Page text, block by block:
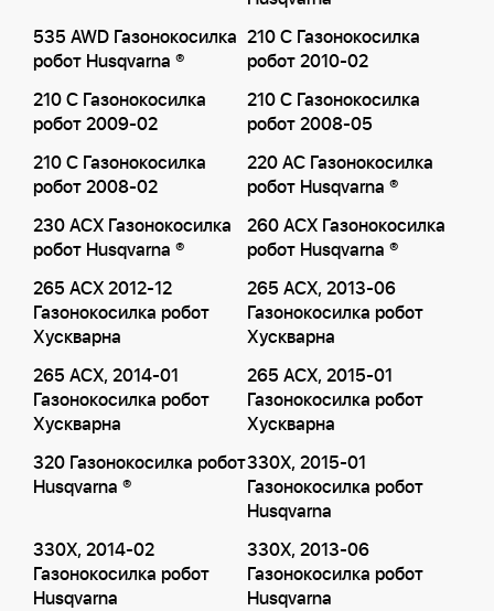
535 AWD Газонокосилка
робот Husqvarna ®
210 C Газонокосилка
робот 2010-02
210 C Газонокосилка
робот 2009-02
210 C Газонокосилка
робот 2008-05
210 C Газонокосилка
робот 2008-02
220 AC Газонокосилка
робот Husqvarna ®
230 ACX Газонокосилка
робот Husqvarna ®
260 ACX Газонокосилка
робот Husqvarna ®
265 ACX 2012-12
Газонокосилка робот
Хускварна
265 ACX, 2013-06
Газонокосилка робот
Хускварна
265 ACX, 2014-01
Газонокосилка робот
Хускварна
265 ACX, 2015-01
Газонокосилка робот
Хускварна
320 Газонокосилка робот
Husqvarna ®
330X, 2015-01
Газонокосилка робот
Husqvarna
330X, 2014-02
Газонокосилка робот
Husqvarna
330X, 2013-06
Газонокосилка робот
Husqvarna